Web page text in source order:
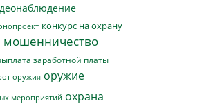
конкурс на охрану
мошенничество
заработной платы
оружия оружие
мероприятий охрана